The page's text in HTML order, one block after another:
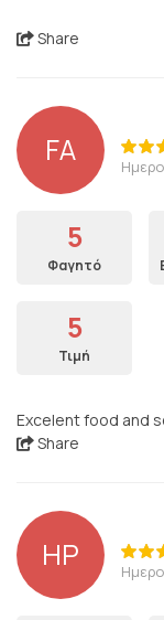
Share
FA
5
Φαγητό
5
Τιμή
Excelent food and
Share
HP